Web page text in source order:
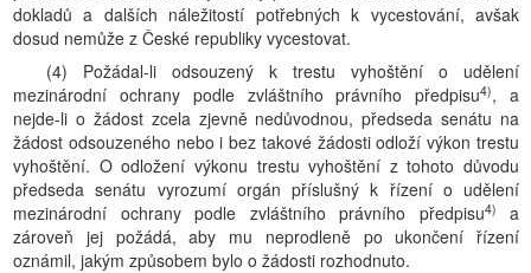
dokladů a dalších náležitostí potřebných k vycestování, avšak
dosud nemůže z České republiky vycestovat.
(4) Požádal-li odsouzený k trestu vyhoštění o udělení
mezinárodní ochrany podle zvláštního právního předpisu4), a
nejde-li o žádost zcela zjevně nedůvodnou, předseda senátu na
žádost odsouzeného nebo i bez takové žádosti odloží výkon trestu
vyhoštění. O odložení výkonu trestu vyhoštění z tohoto důvodu
předseda senátu vyrozumí orgán příslušný k řízení o udělení
mezinárodní ochrany podle zvláštního právního předpisu4)
a
zároveň jej požádá, aby mu neprodleně po ukončení řízení
oznámil, jakým způsobem bylo o žádosti rozhodnuto.